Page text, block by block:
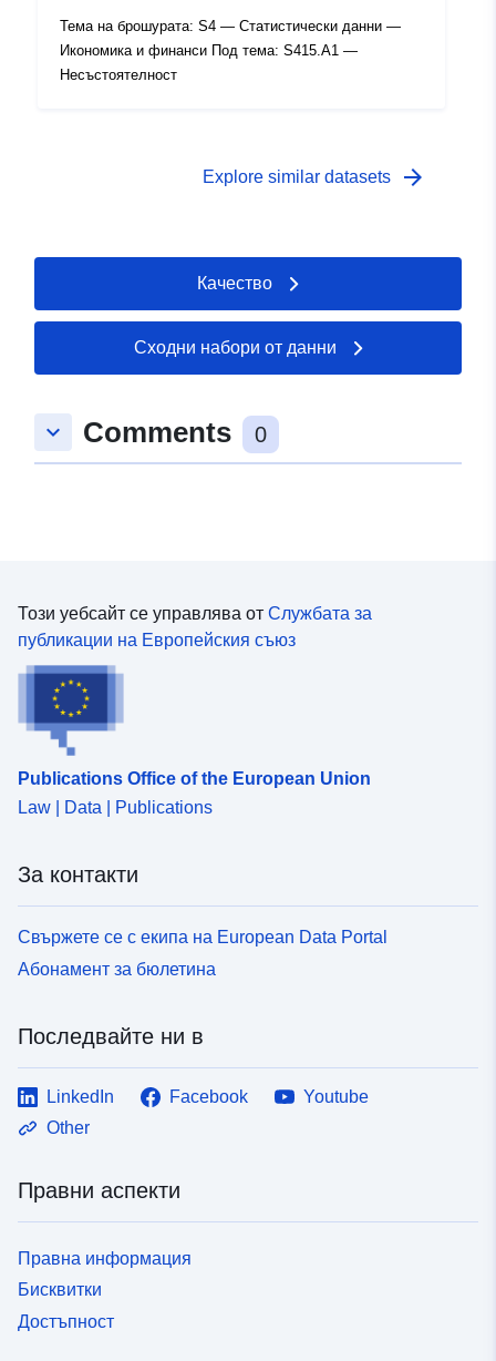
Времеви
обхват:
01 January 2001
Тема на брошурата: S4 — Статистически данни —
Икономика и финанси Под тема: S415.A1 —
Несъстоятелност
Explore similar datasets arrow_forward
Качество
Сходни набори от данни
keyboard_arrow_down Comments 0
Този уебсайт се управлява от Службата за
публикации на Европейския съюз
Publications Office of the European Union
Law | Data | Publications
За контакти
Свържете се с екипа на European Data Portal
Абонамент за бюлетина
Последвайте ни в
LinkedIn Facebook
Youtube
Other
Правни аспекти
Правна информация
Бисквитки
Достъпност